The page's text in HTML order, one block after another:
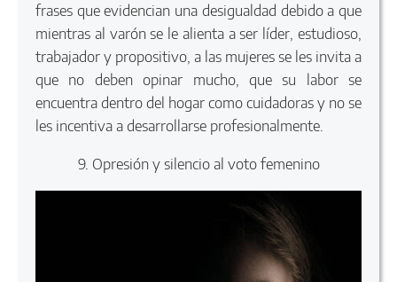
frases que evidencian una desigualdad debido a que
mientras al varón se le alienta a ser líder, estudioso,
trabajador y propositivo, a las mujeres se les invita a
que no deben opinar mucho, que su labor se
encuentra dentro del hogar como cuidadoras y no se
les incentiva a desarrollarse profesionalmente.
9. Opresión y silencio al voto femenino